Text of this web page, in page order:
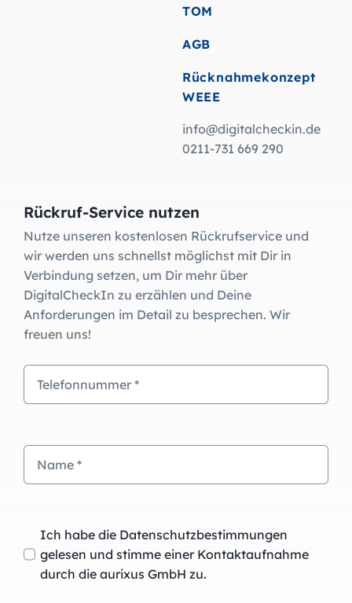
TOM
AGB
Rücknahmekonzept
WEEE
info@digitalcheckin.de
0211-731 669 290
Rückruf-Service nutzen
Nutze unseren kostenlosen Rückrufservice und
wir werden uns schnellst möglichst mit Dir in
Verbindung setzen, um Dir mehr über
DigitalCheckIn zu erzählen und Deine
Anforderungen im Detail zu besprechen. Wir
freuen uns!
Ich habe die Datenschutzbestimmungen
gelesen und stimme einer Kontaktaufnahme
durch die aurixus GmbH zu.